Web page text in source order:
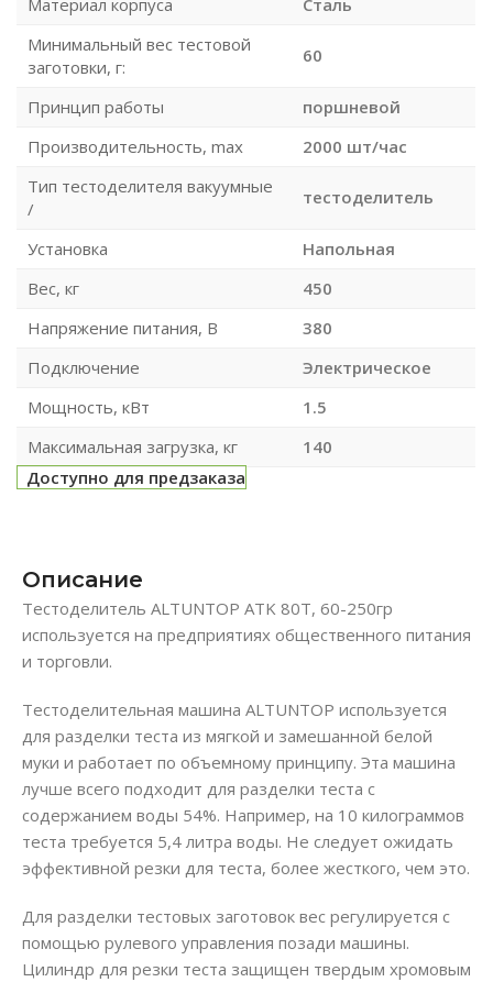
Минимальный вес тестовой
заготовки, г:
60
Принцип работы
поршневой
Производительность, max
2000 шт/час
Тип тестоделителя вакуумные
/
тестоделитель
Установка
Напольная
Вес, кг
450
Напряжение питания, В
380
Подключение
Электрическое
Мощность, кВт
1.5
Максимальная загрузка, кг
140
Доступно для предзаказа
Описание
Тестоделитель ALTUNTOP ATK 80T, 60-250гр
используется на предприятиях общественного питания
и торговли.
Тестоделительная машина ALTUNTOP используется
для разделки теста из мягкой и замешанной белой
муки и работает по объемному принципу. Эта машина
лучше всего подходит для разделки теста с
содержанием воды 54%. Например, на 10 килограммов
теста требуется 5,4 литра воды. Не следует ожидать
эффективной резки для теста, более жесткого, чем это.
Для разделки тестовых заготовок вес регулируется с
помощью рулевого управления позади машины.
Цилиндр для резки теста защищен твердым хромовым